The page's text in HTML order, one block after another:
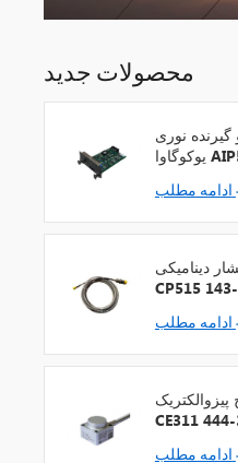
محصولات جدید
نوری
یوکوگاوا AIP591 S1 برای
دینامیکی
CP515
CE311